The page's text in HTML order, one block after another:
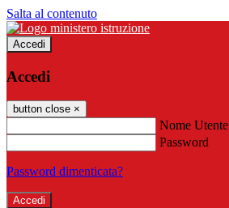
Salta al contenuto
Accedi
Accedi
button close ×
Nome Utente
Password
Password dimenticata?